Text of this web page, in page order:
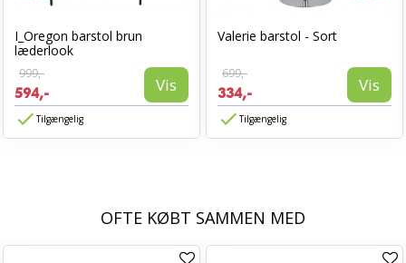
I_Oregon barstol brun
læderlook
999,-
594,- Vis
Tilgængelig
Valerie barstol - Sort
699,-
334,- Vis
Tilgængelig
OFTE KØBT SAMMEN MED